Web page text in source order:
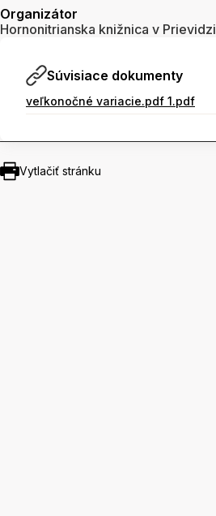
Organizátor
Hornonitrianska knižnica v Prievidzi
Súvisiace dokumenty
veľkonočné variacie.pdf 1.pdf
Vytlačiť stránku